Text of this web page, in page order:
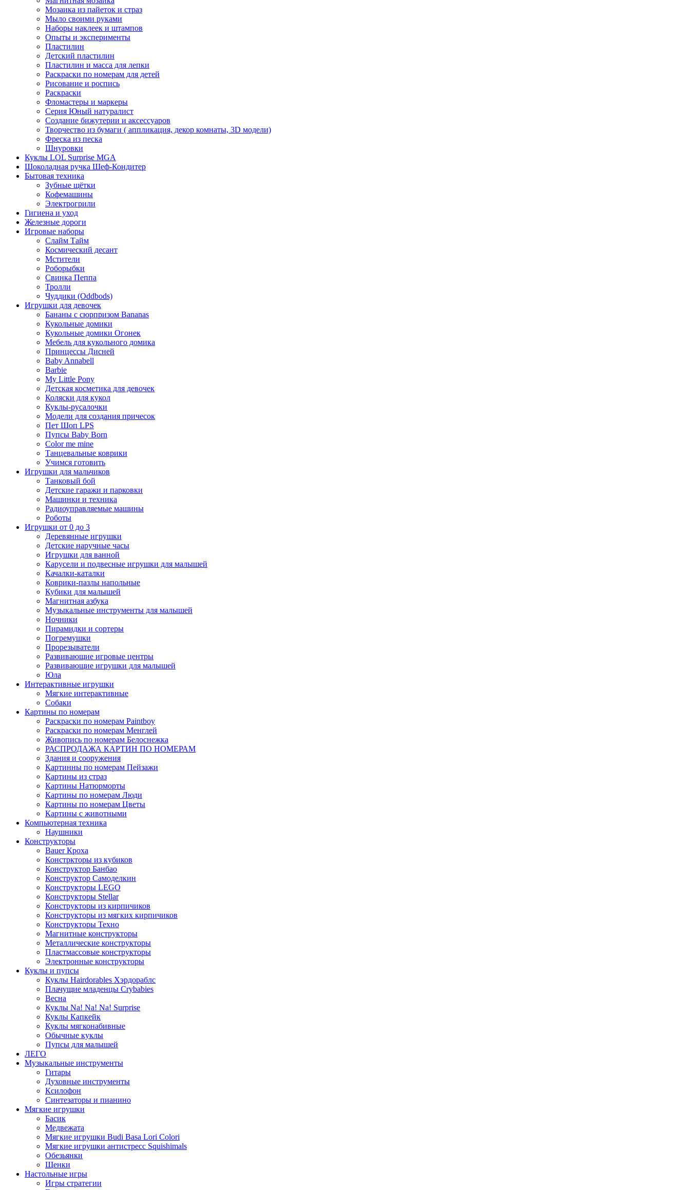
Мозаика из пайеток и страз
Мыло своими руками
Наборы наклеек и штампов
Опыты и эксперименты
Пластилин
Детский пластилин
Пластилин и масса для лепки
Раскраски по номерам для детей
Рисование и роспись
Раскраски
Фломастеры и маркеры
Серия Юный натуралист
Создание бижутерии и аксессуаров
Творчество из бумаги ( аппликация, декор комнаты, 3D модели)
Фреска из песка
Шнуровки
Куклы LOL Surprise MGA
Шоколадная ручка Шеф-Кондитер
Бытовая техника
Зубные щётки
Кофемашины
Электрогрили
Гигиена и уход
Железные дороги
Игровые наборы
Слайм Тайм
Космический десант
Мстители
Роборыбки
Свинка Пеппа
Тролли
Чуддики (Oddbods)
Игрушки для девочек
Бананы с сюрпризом Bananas
Кукольные домики
Кукольные домики Огонек
Мебель для кукольного домика
Принцессы Дисней
Baby Annabell
Barbie
My Little Pony
Детская косметика для девочек
Коляски для кукол
Куклы-русалочки
Модели для создания причесок
Пет Шоп LPS
Пупсы Baby Born
Сolor me mine
Танцевальные коврики
Учимся готовить
Игрушки для мальчиков
Танковый бой
Детские гаражи и парковки
Машинки и техника
Радиоуправляемые машины
Роботы
Игрушки от 0 до 3
Деревянные игрушки
Детские наручные часы
Игрушки для ванной
Карусели и подвесные игрушки для малышей
Качалки-каталки
Коврики-пазлы напольные
Кубики для малышей
Магнитная азбука
Музыкальные инструменты для малышей
Ночники
Пирамидки и сортеры
Погремушки
Прорезыватели
Развивающие игровые центры
Развивающие игрушки для малышей
Юла
Интерактивные игрушки
Мягкие интерактивные
Собаки
Картины по номерам
Раскраски по номерам Paintboy
Раскраски по номерам Менглей
Живопись по номерам Белоснежка
РАСПРОДАЖА КАРТИН ПО НОМЕРАМ
Здания и сооружения
Картинны по номерам Пейзажи
Картины из страз
Картины Натюрморты
Картины по номерам Люди
Картины по номерам Цветы
Картины с животными
Компьютерная техника
Наушники
Конструкторы
Bauer Кроха
Констркторы из кубиков
Конструктор Банбао
Конструктор Самоделкин
Конструкторы LEGO
Конструкторы Stellar
Конструкторы из кирпичиков
Конструкторы из мягких кирпичиков
Конструкторы Техно
Магнитные конструкторы
Металлические конструкторы
Пластмассовые конструкторы
Электронные конструкторы
Куклы и пупсы
Куклы Hairdorables Хэрдораблс
Плачущие младенцы Crybabies
Весна
Куклы Na! Na! Na! Surprise
Куклы Капкейк
Куклы мягконабивные
Обычные куклы
Пупсы для малышей
ЛЕГО
Музыкальные инструменты
Гитары
Духовные инструменты
Ксилофон
Синтезаторы и пианино
Мягкие игрушки
Басик
Медвежата
Мягкие игрушки Budi Basa Lori Colori
Мягкие игрушки антистресс Squishimals
Обезьянки
Щенки
Настольные игры
Игры стратегии